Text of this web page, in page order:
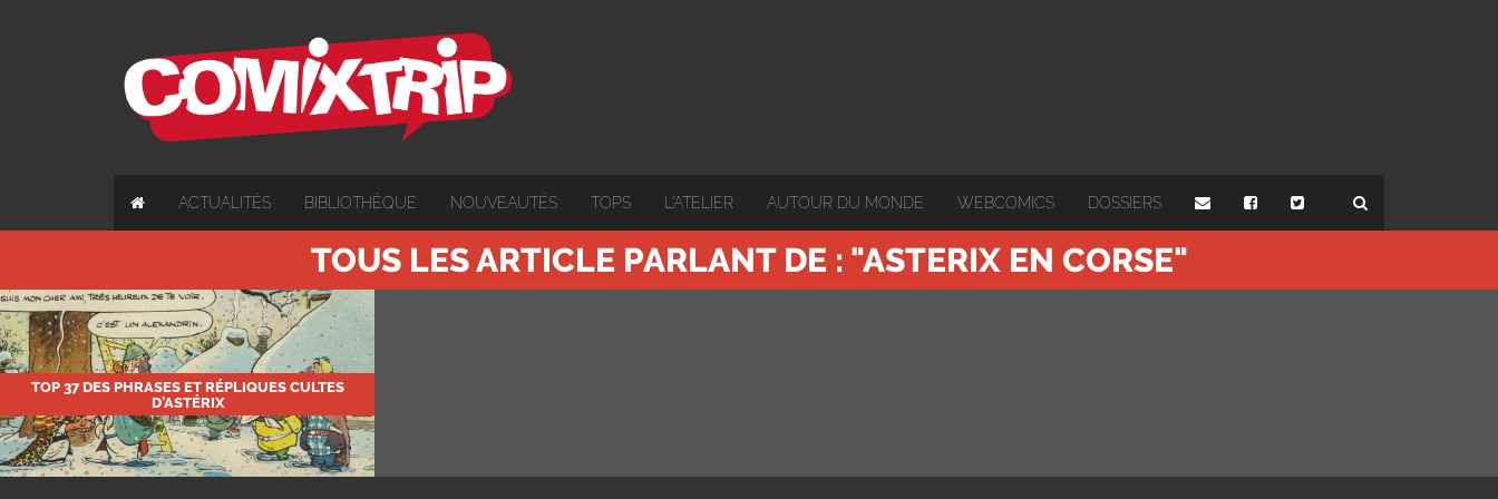
ACTUALITÉS BIBLIOTHÈQUE NOUVEAUTÉS TOPS L'ATELIER AUTOUR DU MONDE WEBCOMICS DOSSIERS
TOUS LES ARTICLE PARLANT DE : "ASTERIX EN CORSE"
TOP 37 DES PHRASES ET RÉPLIQUES CULTES
D’ASTÉRIX